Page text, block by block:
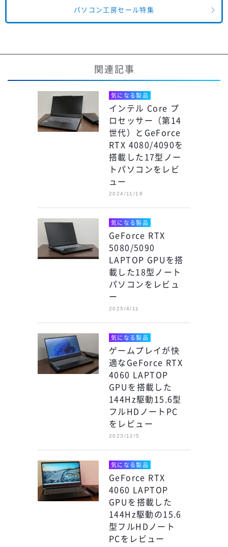
パソコン工房セール特集
関連記事
気になる製品
インテル Core プ
ロセッサー（第14
世代）とGeForce
RTX 4080/4090を
搭載した17型ノー
トパソコンをレビ
ュー
2024/11/18
気になる製品
GeForce RTX
5080/5090
LAPTOP GPUを搭
載した18型ノート
パソコンをレビュ
ー
2025/4/11
気になる製品
ゲームプレイが快
適なGeForce RTX
4060 LAPTOP
GPUを搭載した
144Hz駆動15.6型
フルHDノートPC
をレビュー
2023/12/5
気になる製品
GeForce RTX
4060 LAPTOP
GPUを搭載した
144Hz駆動の15.6
型フルHDノート
PCをレビュー